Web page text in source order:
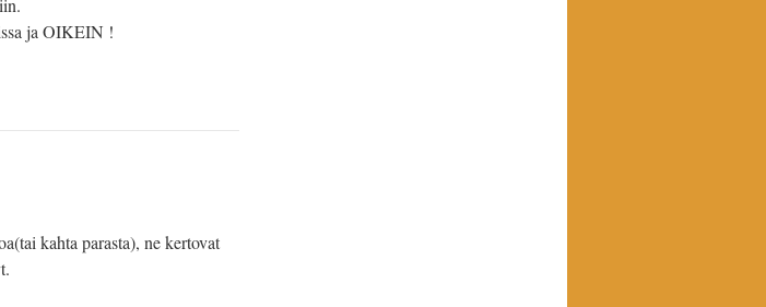
ja OIKEIN !
kahta parasta), ne kertovat